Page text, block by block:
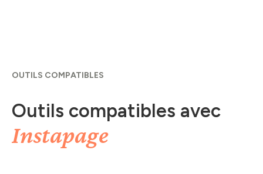
OUTILS COMPATIBLES
Outils compatibles avec
Instapage